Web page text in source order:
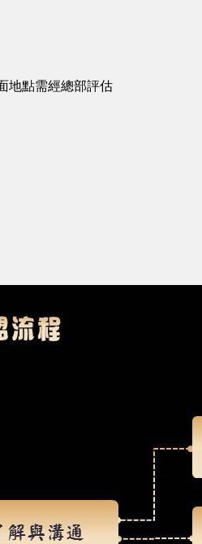
地點需經總部評估